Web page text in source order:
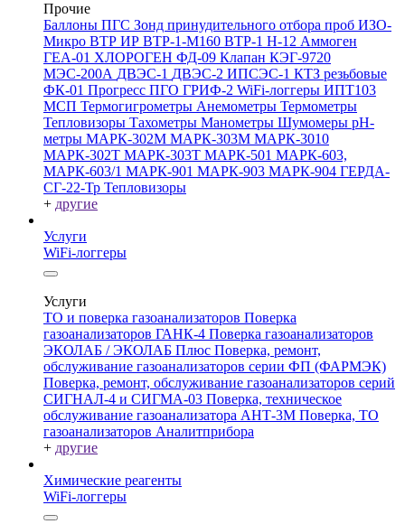
Прочие
Баллоны ПГС Зонд принудительного отбора проб ИЗО-
Микро ВТР ИР ВТР-1-М160 ВТР-1 Н-12 Аммоген
ГЕА-01 ХЛОРОГЕН ФД-09 Клапан КЭГ-9720
МЭС-200А ДВЭС-1 ДВЭС-2 ИПСЭС-1 КТЗ резьбовые
ФК-01 Прогресс ПГО ГРИФ-2 WiFi-логгеры ИПТ103
МСП Термогигрометры Анемометры Термометры
Тепловизоры Тахометры Манометры Шумомеры pH-
метры МАРК-302М МАРК-303М МАРК-3010
МАРК-302Т МАРК-303Т МАРК-501 МАРК-603,
МАРК-603/1 МАРК-901 МАРК-903 МАРК-904 ГЕРДА-
СГ-22-Тр Тепловизоры
+ другие
Услуги
WiFi-логгеры
Услуги
ТО и поверка газоанализаторов Поверка
газоанализаторов ГАНК-4 Поверка газоанализаторов
ЭКОЛАБ / ЭКОЛАБ Плюс Поверка, ремонт,
обслуживание газоанализаторов серии ФП (ФАРМЭК)
Поверка, ремонт, обслуживание газоанализаторов серий
СИГНАЛ-4 и СИГМА-03 Поверка, техническое
обслуживание газоанализатора АНТ-3М Поверка, ТО
газоанализаторов Аналитприбора
+ другие
Химические реагенты
WiFi-логгеры